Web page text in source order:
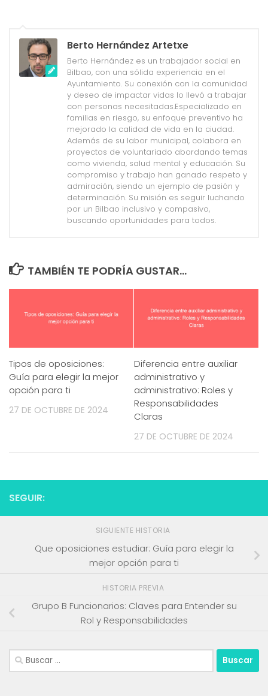
Berto Hernández Artetxe
Berto Hernández es un trabajador social en
Bilbao, con una sólida experiencia en el
Ayuntamiento. Su conexión con la comunidad
y deseo de impactar vidas lo llevó a trabajar
con personas necesitadas.Especializado en
familias en riesgo, su enfoque preventivo ha
mejorado la calidad de vida en la ciudad.
Además de su labor municipal, colabora en
proyectos de voluntariado abordando temas
como vivienda, salud mental y educación. Su
compromiso y trabajo han ganado respeto y
admiración, siendo un ejemplo de pasión y
determinación. Su misión es seguir luchando
por un Bilbao inclusivo y compasivo,
buscando oportunidades para todos.
TAMBIÉN TE PODRÍA GUSTAR...
Tipos de oposiciones:
Guía para elegir la mejor
opción para ti
27 DE OCTUBRE DE 2024
Diferencia entre auxiliar
administrativo y
administrativo: Roles y
Responsabilidades
Claras
27 DE OCTUBRE DE 2024
SEGUIR:
SIGUIENTE HISTORIA
Que oposiciones estudiar: Guía para elegir la
mejor opción para ti
HISTORIA PREVIA
Grupo B Funcionarios: Claves para Entender su
Rol y Responsabilidades
Buscar: